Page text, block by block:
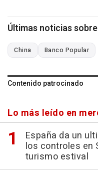
Últimas noticias
China Banco Popular
Contenido patrocinado
Lo más leído en
España da un
los controles en
turismo estival